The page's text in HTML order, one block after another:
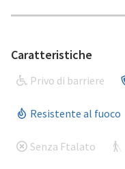
Caratteristiche
Privo di barriere
Resistente al fuoco
Senza Ftalato